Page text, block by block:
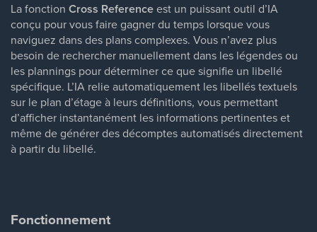
La fonction Cross Referenceest un puissant outil d’IA
conçu pour vous faire gagner du temps lorsque vous
naviguez dans des plans complexes. Vous n’avez plus
besoin de rechercher manuellement dans les légendes ou
les plannings pour déterminer ce que signifie un libellé
spécifique. L’IA relie automatiquement les libellés textuels
sur le plan d’étage à leurs définitions, vous permettant
d’afficher instantanément les informations pertinentes et
même de générer des décomptes automatisés directement
à partir du libellé.
Fonctionnement